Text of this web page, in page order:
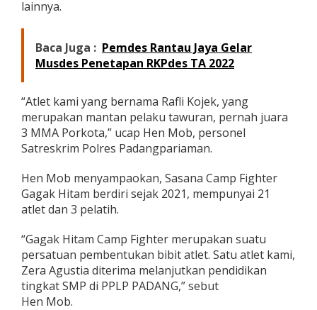
a
w
a
n
m
e
n
a
d
i
A
l
e
t
lainnya.
Baca Juga : Pemdes Rantau Jaya Gelar
Musdes Penetapan RKPdes TA 2022
“Atlet kami yang bernama Rafli Kojek, yang
merupakan mantan pelaku tawuran, pernah juara
3 MMA Porkota,” ucap Hen Mob, personel
Satreskrim Polres Padangpariaman.
Hen Mob menyampaokan, Sasana Camp Fighter
Gagak Hitam berdiri sejak 2021, mempunyai 21
atlet dan 3 pelatih.
“Gagak Hitam Camp Fighter merupakan suatu
persatuan pembentukan bibit atlet. Satu atlet kami,
Zera Agustia diterima melanjutkan pendidikan
tingkat SMP di PPLP PADANG,” sebut
Hen Mob.